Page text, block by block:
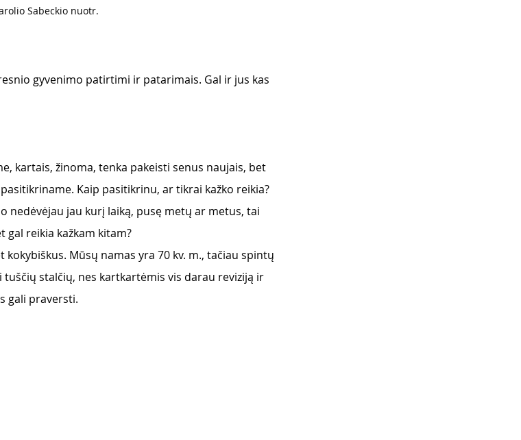
Sabeckio nuotr.
gyvenimo patirtimi ir patarimais. Gal ir jus kas
kartais, žinoma, tenka pakeisti senus naujais, bet
Kaip pasitikrinu, ar tikrai kažko reikia?
nedėvėjau jau kurį laiką, pusę metų ar metus, tai
gal reikia kažkam kitam?
Mūsų namas yra 70 kv. m., tačiau spintų
stalčių, nes kartkartėmis vis darau reviziją ir
gali praversti.